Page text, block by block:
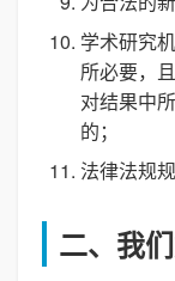
学术研究
所必要，
对结果中
的；
法律法规
二、我